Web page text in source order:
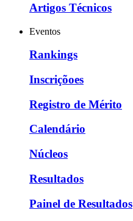
Artigos Técnicos
Eventos
Rankings
Inscriçõoes
Registro de Mérito
Calendário
Núcleos
Resultados
Painel de Resultados